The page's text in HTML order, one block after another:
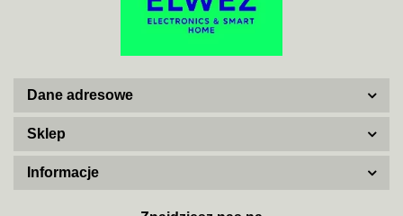
Dane adresowe
Sklep
Informacje